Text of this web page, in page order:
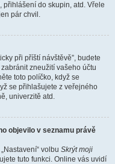
přihlášení do skupin, atd. Vřele
pár chvil.
při příští návštěvě”, budete
zneužití vašeho účtu
toto políčko, když se
se přihlašujete z veřejného
univerzitě atd.
objevilo v seznamu právě
volbu Skrýt moji
tuto funkci. Online vás uvidí